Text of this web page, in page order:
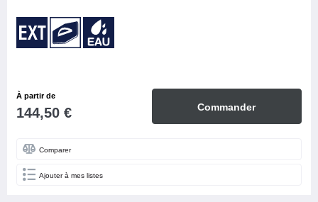
À partir de
144,50 € Commander
Comparer
Ajouter à mes listes